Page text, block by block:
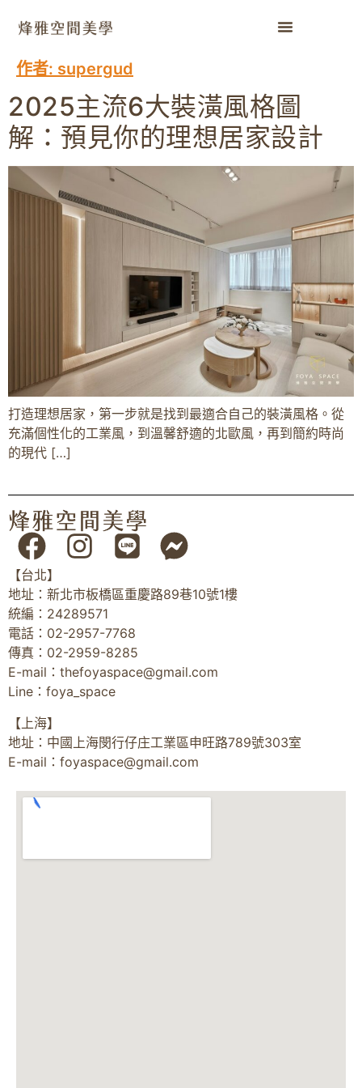
作者: supergud
2025主流6大裝潢風格圖
解：預見你的理想居家設計
打造理想居家，第一步就是找到最適合自己的裝潢風格。從
充滿個性化的工業風，到溫馨舒適的北歐風，再到簡約時尚
的現代 […]
【台北】
地址：新北市板橋區重慶路89巷10號1樓
統編：24289571
電話：02-2957-7768
傳真：02-2959-8285
E-mail： thefoyaspace@gmail.com
Line：foya_space
【上海】
地址：中國上海閔行仔庄工業區申旺路789號303室
E-mail： foyaspace@gmail.com